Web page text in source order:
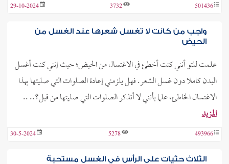
501436
3732
29-10-2024
واجب من كانت لا تغسل شعرها عند الغسل من
الحيض
علمت للتو أنني كنت أخطئ في الاغتسال من الحيض؛ حيث إنني كنت أغسل
البدن كاملا دون غسل الشعر. فهل يلزمني إعادة الصلوات التي صليتها بهذا
الاغتسال الخاطئ، علما بأنني لا أتذكر الصلوات التي صليتها من قبل؟.. ..
المزيد
493966
5278
30-5-2024
الثلاث حثيات على الرأس في الغسل مستحبة